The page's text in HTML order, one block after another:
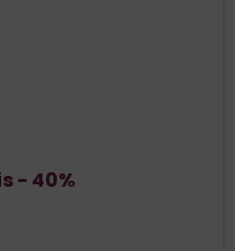
- 40%